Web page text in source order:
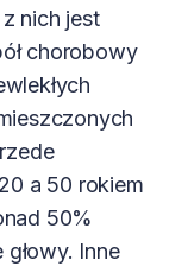
nich jest
chorobowy
a 50 rokiem
50%
Inne